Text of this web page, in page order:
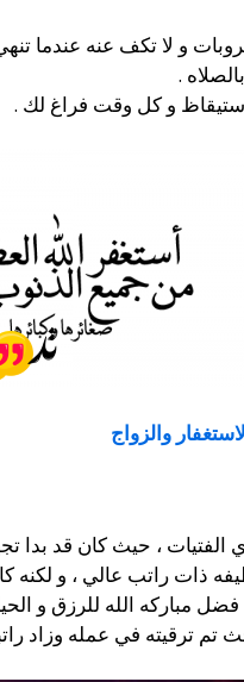
و لا تكف عنه عندما
.
و كل وقت فراغ لك .
والزواج
الفتيات ، حيث كان قد
راتب عالي ، و لكنه
الله للرزق و
ترقيته في عمله وزاد